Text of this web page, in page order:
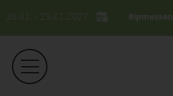
26.01. - 29.01.2027 #ipmessen